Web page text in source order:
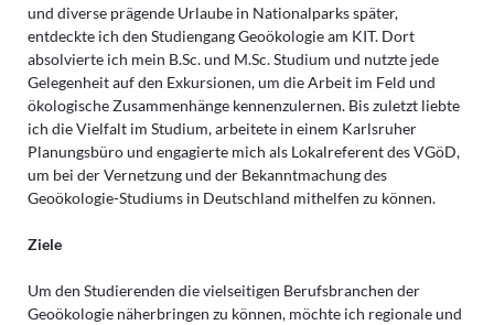
und diverse prägende Urlaube in Nationalparks später,
entdeckte ich den Studiengang Geoökologie am KIT. Dort
absolvierte ich mein B.Sc. und M.Sc. Studium und nutzte jede
Gelegenheit auf den Exkursionen, um die Arbeit im Feld und
ökologische Zusammenhänge kennenzulernen. Bis zuletzt liebte
ich die Vielfalt im Studium, arbeitete in einem Karlsruher
Planungsbüro und engagierte mich als Lokalreferent des VGöD,
um bei der Vernetzung und der Bekanntmachung des
Geoökologie-Studiums in Deutschland mithelfen zu können.
Ziele
Um den Studierenden die vielseitigen Berufsbranchen der
Geoökologie näherbringen zu können, möchte ich regionale und